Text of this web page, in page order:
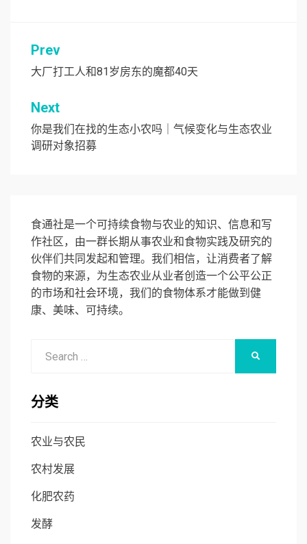
文
章
导
航
Prev
大厂打工人和81岁房东的魔都40天
Next
你是我们在找的生态小农吗｜气候变化与生态农业
调研对象招募
食通社是一个可持续食物与农业的知识、信息和写
作社区，由一群长期从事农业和食物实践及研究的
伙伴们共同发起和管理。我们相信，让消费者了解
食物的来源，为生态农业从业者创造一个公平公正
的市场和社会环境，我们的食物体系才能做到健
康、美味、可持续。
分类
农业与农民
农村发展
化肥农药
发酵